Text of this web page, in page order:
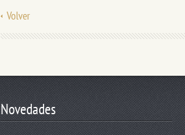
Volver
Novedades